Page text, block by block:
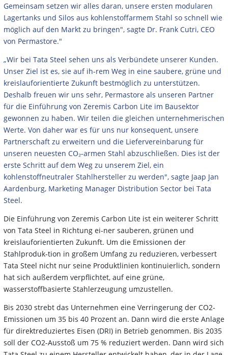
Gemeinsam setzen wir alles daran, unsere ersten modularen
Lagertanks und Silos aus kohlenstoffarmem Stahl so schnell wie
möglich auf den Markt zu bringen", sagte Dr. Frank Cutri, CEO
von Permastore."
„Wir bei Tata Steel sehen uns als Verbündete unserer Kunden.
Unser Ziel ist es, sie auf ih-rem Weg in eine saubere, grüne und
kreislauforientierte Zukunft bestmöglich zu unterstützen.
Deshalb freuen wir uns sehr, Permastore als unseren Partner
für die Einführung von Zeremis Carbon Lite im Bausektor
gewonnen zu haben. Wir teilen die gleichen unternehmerischen
Werte. Von daher war es für uns nur konsequent, unsere
Partnerschaft zu erweitern und die Liefervereinbarung für
unseren neuesten CO₂-armen Stahl abzuschließen. Dies ist der
erste Schritt auf dem Weg zu unserem Ziel, ein
kohlenstoffneutraler Stahlhersteller zu werden", sagte Jaap Jan
Aardenburg, Marketing Manager Distribution Sector bei Tata
Steel.
Die Einführung von Zeremis Carbon Lite ist ein weiterer Schritt
von Tata Steel in Richtung ei-ner sauberen, grünen und
kreislauforientierten Zukunft. Um die Emissionen der
Stahlproduk-tion in großem Umfang zu reduzieren, verbessert
Tata Steel nicht nur seine Produktlinien kontinuierlich, sondern
hat sich außerdem verpflichtet, auf eine grüne,
wasserstoffbasierte Stahlerzeugung umzustellen.
Bis 2030 strebt das Unternehmen eine Verringerung der CO2-
Emissionen um 35 bis 40 Prozent an. Dann wird die erste Anlage
für direktreduziertes Eisen (DRI) in Betrieb genommen. Bis 2035
soll der CO2-Ausstoß um 75 % reduziert werden. Dann wird sich